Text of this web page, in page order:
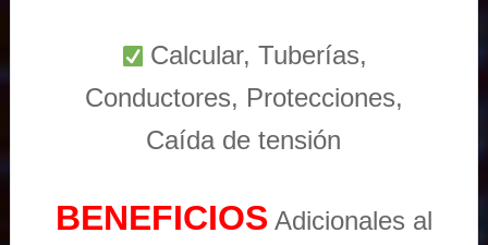
Calcular, Tuberías,
Conductores, Protecciones,
Caída de tensión
BENEFICIOS Adicionales al